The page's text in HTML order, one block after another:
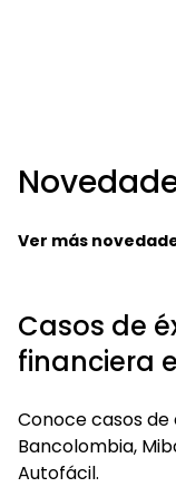
Ver más
Casos de
financiera
Conoce casos
Bancolombia,
Autofácil.